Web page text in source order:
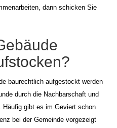
dann schicken Sie
baurechtlich aufgestockt werden
durch die Nachbarschaft und
Häufig gibt es im Geviert schon
bei der Gemeinde vorgezeigt